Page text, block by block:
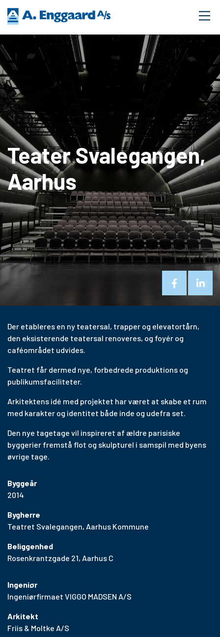
Teater Svalegangen,
Aarhus
Der etableres en ny teatersal, trapper og elevatortårn,
den eksisterende teatersal renoveres, og foyér og
caféområdet udvides.
Teatret får dermed nye, forbedrede produktions og
publikumsfaciliteter.
Arkitektens idé med projektet har været at skabe et rum
med karakter og identitet både inde og udefra set.
Den nye tagetage vil inspireret af ældre parisiske
byggerier fremstå flot og skulpturel i samspil med byens
øvrige tage.
Byggeår
2014
Bygherre
Teatret Svalegangen, Aarhus Kommune
Beliggenhed
Rosenkrantzgade 21, Aarhus C
Ingeniør
Ingeniørfirmaet VIGGO MADSEN A/S
Arkitekt
Friis & Moltke A/S